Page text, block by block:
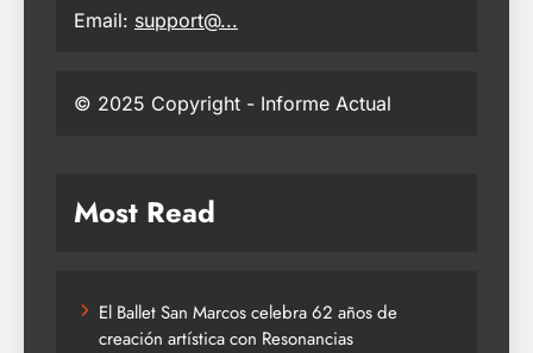
Email: support@...
© 2025 Copyright - Informe Actual
Most Read
El Ballet San Marcos celebra 62 años de
creación artística con Resonancias